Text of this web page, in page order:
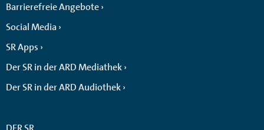
Barrierefreie Angebote
Social Media
SR Apps
Der SR in der ARD Mediathek
Der SR in der ARD Audiothek